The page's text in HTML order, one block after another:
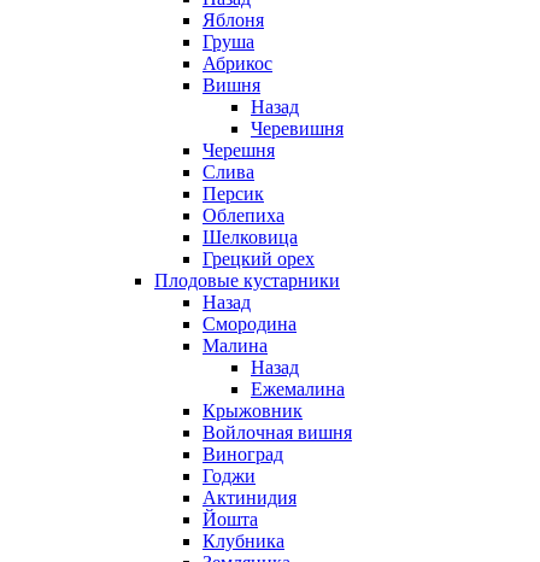
Яблоня
Груша
Абрикос
Вишня
Назад
Черевишня
Черешня
Слива
Персик
Облепиха
Шелковица
Грецкий орех
Плодовые кустарники
Назад
Смородина
Малина
Назад
Ежемалина
Крыжовник
Войлочная вишня
Виноград
Годжи
Актинидия
Йошта
Клубника